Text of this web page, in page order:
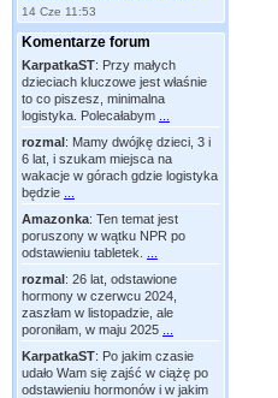
14 Cze 11:53
Komentarze forum
KarpatkaST: Przy małych
dzieciach kluczowe jest właśnie
to co piszesz, minimalna
logistyka. Polecałabym
rozmal: Mamy dwójkę dzieci, 3 i
6 lat, i szukam miejsca na
wakacje w górach gdzie logistyka
będzie
Amazonka: Ten temat jest
poruszony w wątku NPR po
odstawieniu tabletek.
rozmal: 26 lat, odstawione
hormony w czerwcu 2024,
zaszłam w listopadzie, ale
poroniłam, w maju 2025
KarpatkaST: Po jakim czasie
udało Wam się zajść w ciążę po
odstawieniu hormonów i w jakim